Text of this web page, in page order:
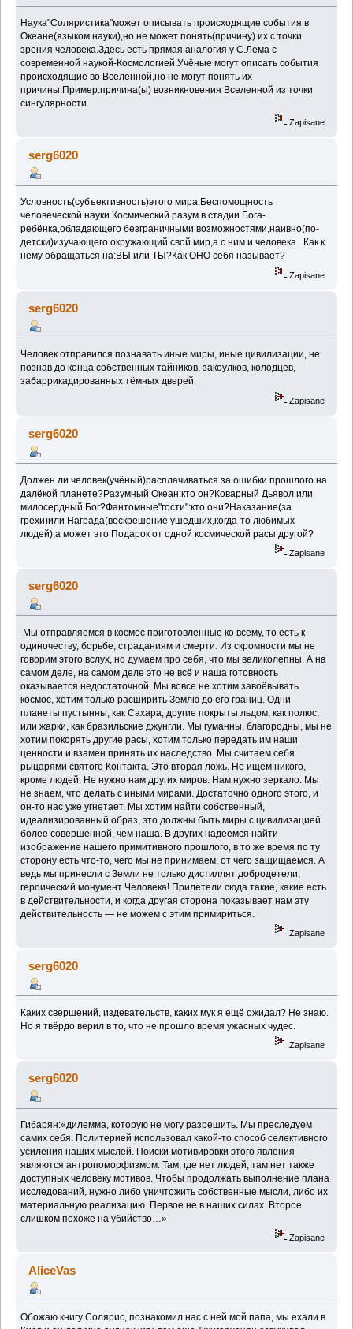
Наука"Соляристика"может описывать происходящие события в
Океане(языком науки),но не может понять(причину) их с точки
зрения человека.Здесь есть прямая аналогия у С.Лема с
современной наукой-Космологией.Учёные могут описать события
происходящие во Вселенной,но не могут понять их
причины.Пример:причина(ы) возникновения Вселенной из точки
сингулярности...
Zapisane
serg6020
Условность(субъективность)этого мира.Беспомощность
человеческой науки.Космический разум в стадии Бога-
ребёнка,обладающего безграничными возможностями,наивно(по-
детски)изучающего окружающий свой мир,а с ним и человека...Как к
нему обращаться на:ВЫ или ТЫ?Как ОНО себя называет?
Zapisane
serg6020
Человек отправился познавать иные миры, иные цивилизации, не
познав до конца собственных тайников, закоулков, колодцев,
забаррикадированных тёмных дверей.
Zapisane
serg6020
Должен ли человек(учёный)расплачиваться за ошибки прошлого на
далёкой планете?Разумный Океан:кто он?Коварный Дьявол или
милосердный Бог?Фантомные"гости":кто они?Наказание(за
грехи)или Награда(воскрешение ушедших,когда-то любимых
людей),а может это Подарок от одной космической расы другой?
Zapisane
serg6020
Мы отправляемся в космос приготовленные ко всему, то есть к
одиночеству, борьбе, страданиям и смерти. Из скромности мы не
говорим этого вслух, но думаем про себя, что мы великолепны. А на
самом деле, на самом деле это не всё и наша готовность
оказывается недостаточной. Мы вовсе не хотим завоёвывать
космос, хотим только расширить Землю до его границ. Одни
планеты пустынны, как Сахара, другие покрыты льдом, как полюс,
или жарки, как бразильские джунгли. Мы гуманны, благородны, мы не
хотим покорять другие расы, хотим только передать им наши
ценности и взамен принять их наследство. Мы считаем себя
рыцарями святого Контакта. Это вторая ложь. Не ищем никого,
кроме людей. Не нужно нам других миров. Нам нужно зеркало. Мы
не знаем, что делать с иными мирами. Достаточно одного этого, и
он-то нас уже угнетает. Мы хотим найти собственный,
идеализированный образ, это должны быть миры с цивилизацией
более совершенной, чем наша. В других надеемся найти
изображение нашего примитивного прошлого, в то же время по ту
сторону есть что-то, чего мы не принимаем, от чего защищаемся. А
ведь мы принесли с Земли не только дистиллят добродетели,
героический монумент Человека! Прилетели сюда такие, какие есть
в действительности, и когда другая сторона показывает нам эту
действительность — не можем с этим примириться.
Zapisane
serg6020
Каких свершений, издевательств, каких мук я ещё ожидал? Не знаю.
Но я твёрдо верил в то, что не прошло время ужасных чудес.
Zapisane
serg6020
Гибарян:«дилемма, которую не могу разрешить. Мы преследуем
самих себя. Политерией использовал какой-то способ селективного
усиления наших мыслей. Поиски мотивировки этого явления
являются антропоморфизмом. Там, где нет людей, там нет также
доступных человеку мотивов. Чтобы продолжать выполнение плана
исследований, нужно либо уничтожить собственные мысли, либо их
материальную реализацию. Первое не в наших силах. Второе
слишком похоже на убийство…»
Zapisane
AliceVas
Обожаю книгу Солярис, познакомил нас с ней мой папа, мы ехали в